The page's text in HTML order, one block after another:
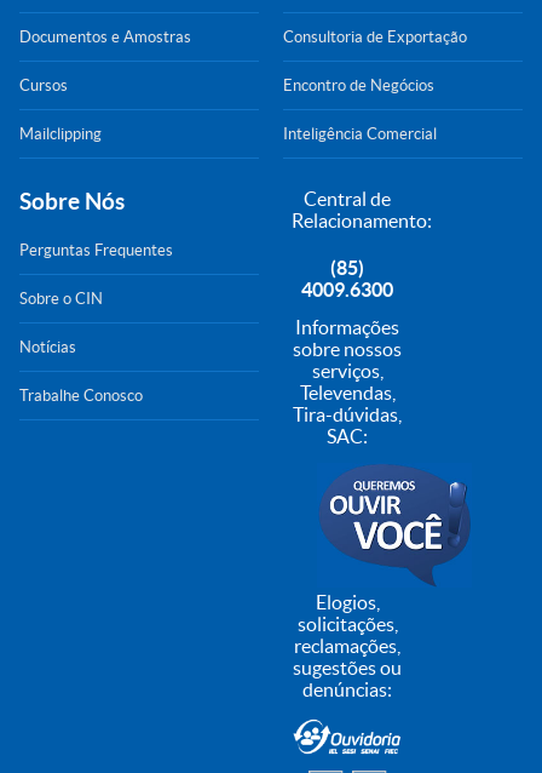
Documentos e Amostras
Cursos
Mailclipping
Consultoria de Exportação
Encontro de Negócios
Inteligência Comercial
Sobre Nós
Perguntas Frequentes
Sobre o CIN
Notícias
Trabalhe Conosco
Central de
Relacionamento:
(85)
4009.6300
Informações
sobre nossos
serviços,
Televendas,
Tira-dúvidas,
SAC:
Elogios,
solicitações,
reclamações,
sugestões ou
denúncias: